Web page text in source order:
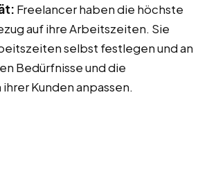
Freelancer haben die höchste
auf ihre Arbeitszeiten. Sie
selbst festlegen und an
Bedürfnisse und die
Kunden anpassen.